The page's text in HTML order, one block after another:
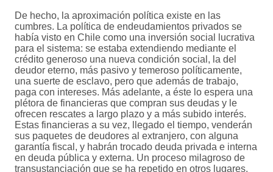
De hecho, la aproximación política existe en las
cumbres. La política de endeudamientos privados se
había visto en Chile como una inversión social lucrativa
para el sistema: se estaba extendiendo mediante el
crédito generoso una nueva condición social, la del
deudor eterno, más pasivo y temeroso políticamente,
una suerte de esclavo, pero que además de trabajo,
paga con intereses. Más adelante, a éste lo espera una
plétora de financieras que compran sus deudas y le
ofrecen rescates a largo plazo y a más subido interés.
Estas financieras a su vez, llegado el tiempo, venderán
sus paquetes de deudores al extranjero, con alguna
garantía fiscal, y habrán trocado deuda privada e interna
en deuda pública y externa. Un proceso milagroso de
transustanciación que se ha repetido en otros lugares.